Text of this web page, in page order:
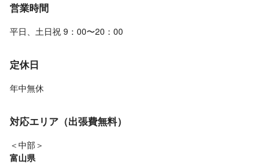
営業時間
平日、土日祝 9：00〜20：00
定休日
年中無休
対応エリア（出張費無料）
＜中部＞
富山県